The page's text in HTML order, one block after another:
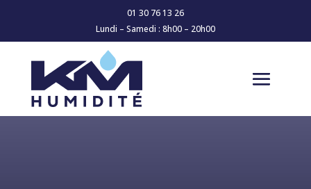
01 30 76 13 26
Lundi – Samedi : 8h00 – 20h00